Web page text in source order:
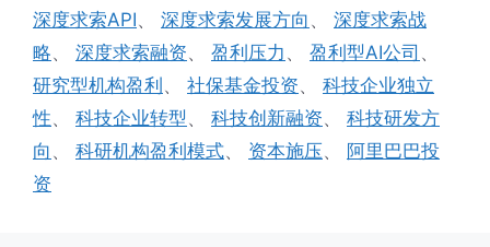
深度求索API、 深度求索发展方向 、 深度求索战
略、 深度求索融资、 盈利压力 、 盈利型AI公司 、
研究型机构盈利 、 社保基金投资、 科技企业独立
性、 科技企业转型、 科技创新融资、 科技研发方
向 、 科研机构盈利模式、 资本施压、 阿里巴巴投
资